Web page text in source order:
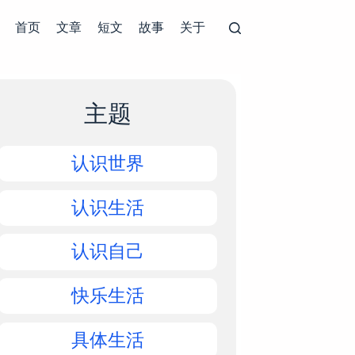
首页 文章 短文 故事 关于
主题
认识世界
认识生活
认识自己
快乐生活
具体生活